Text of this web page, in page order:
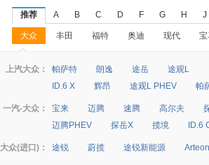
推荐 A B C D F G H J
大众 丰田 福特 奥迪 现代
◆
◆
上汽大众： 帕萨特 朗逸 途岳 途观L
ID.6 X
辉昂 途观L PHEV 帕
一汽-大众： 宝来 迈腾 速腾 高尔夫
迈腾PHEV
探岳X 揽境 ID.6
大众(进口)： 途锐 蔚揽 途锐新能源